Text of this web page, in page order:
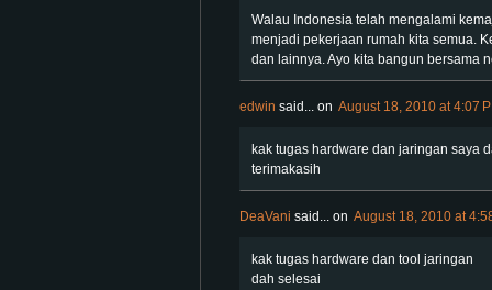
Walau Indonesia telah mengalami
menjadi pekerjaan rumah kita semua.
dan lainnya. Ayo kita bangun bersama
edwin said... on August 18, 2010 at 4:07
kak tugas hardware dan jaringan saya
terimakasih
DeaVani said... on August 18, 2010 at
kak tugas hardware dan tool jaringan
dah selesai